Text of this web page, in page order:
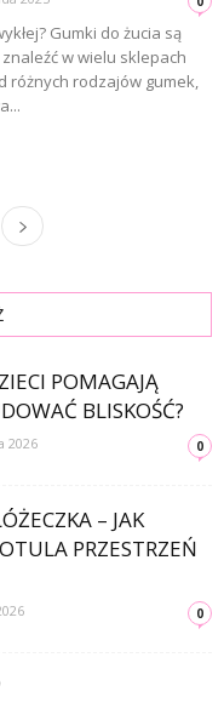
Gumki do żucia są
w wielu sklepach
różnych rodzajów gumek,
POMAGAJĄ
BLISKOŚĆ?
2026 0
– JAK
PRZESTRZEŃ
0